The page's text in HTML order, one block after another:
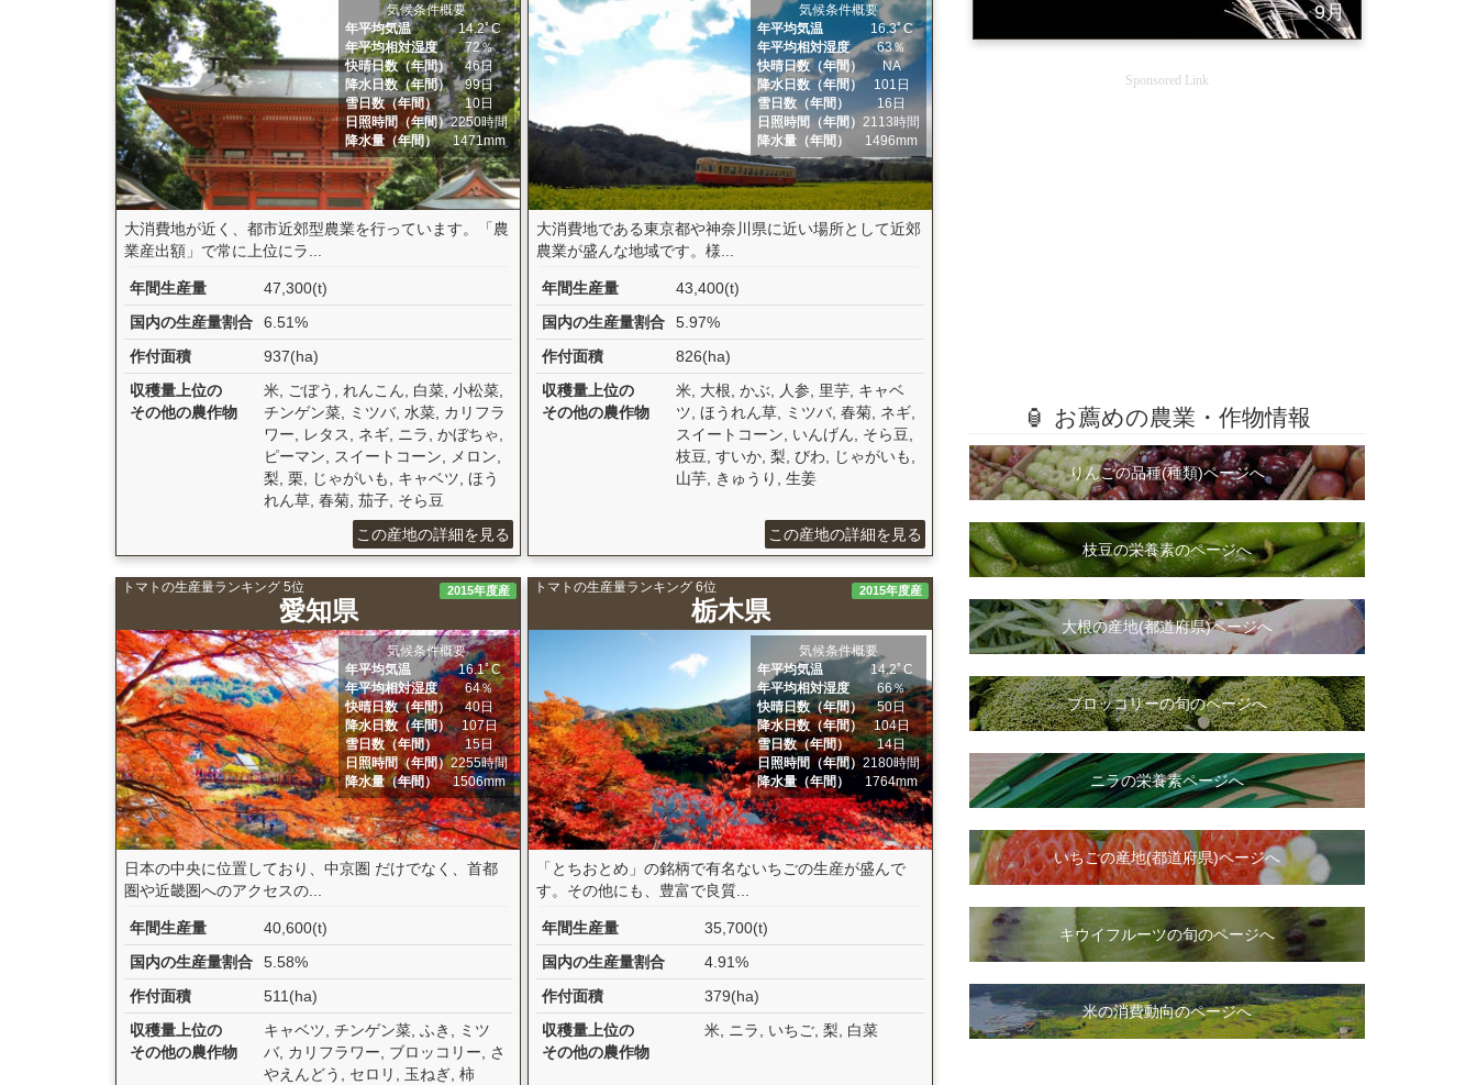
気候条件概要
年平均気温
14.2ﾟC
年平均相対湿度
72％
快晴日数（年間）
46日
降水日数（年間）
99日
雪日数（年間）
10日
日照時間（年間）2250時間
降水量（年間）
1471mm
大消費地が近く、都市近郊型農業を行っています。「農
業産出額」で常に上位にラ...
年間生産量
47,300(t)
国内の生産量割合
6.51%
作付面積
937(ha)
収穫量上位の
その他の農作物
米, ごぼう, れんこん, 白菜, 小松菜,
チンゲン菜, ミツバ, 水菜, カリフラ
ワー, レタス, ネギ, ニラ, かぼちゃ,
ピーマン, スイートコーン, メロン,
梨, 栗, じゃがいも, キャベツ, ほう
れん草, 春菊, 茄子, そら豆
この産地の詳細を見る
気候条件概要
年平均気温
16.3ﾟC
年平均相対湿度
63％
快晴日数（年間）
NA
降水日数（年間）
101日
雪日数（年間）
16日
日照時間（年間）2113時間
降水量（年間）
1496mm
大消費地である東京都や神奈川県に近い場所として近郊
農業が盛んな地域です。様...
年間生産量
43,400(t)
国内の生産量割合
5.97%
作付面積
826(ha)
収穫量上位の
その他の農作物
米, 大根, かぶ, 人参, 里芋, キャベ
ツ, ほうれん草, ミツバ, 春菊, ネギ,
スイートコーン, いんげん, そら豆,
枝豆, すいか, 梨, びわ, じゃがいも,
山芋, きゅうり, 生姜
この産地の詳細を見る
トマトの生産量ランキング 5位
愛知県
2015年度産
気候条件概要
年平均気温
16.1ﾟC
年平均相対湿度
64％
快晴日数（年間）
40日
降水日数（年間）
107日
雪日数（年間）
15日
日照時間（年間）2255時間
降水量（年間）
1506mm
日本の中央に位置しており、中京圏 だけでなく、首都
圏や近畿圏へのアクセスの...
年間生産量
40,600(t)
国内の生産量割合
5.58%
作付面積
511(ha)
収穫量上位の
その他の農作物
キャベツ, チンゲン菜, ふき, ミツ
バ, カリフラワー, ブロッコリー, さ
やえんどう, セロリ, 玉ねぎ, 柿
トマトの生産量ランキング 6位
栃木県
2015年度産
気候条件概要
年平均気温
14.2ﾟC
年平均相対湿度
66％
快晴日数（年間）
50日
降水日数（年間）
104日
雪日数（年間）
14日
日照時間（年間）2180時間
降水量（年間）
1764mm
「とちおとめ」の銘柄で有名ないちごの生産が盛んで
す。その他にも、豊富で良質...
年間生産量
35,700(t)
国内の生産量割合
4.91%
作付面積
379(ha)
収穫量上位の
その他の農作物
米, ニラ, いちご, 梨, 白菜
9月
Sponsored Link
🏮 お薦めの農業・作物情報
りんごの品種(種類)ページへ
枝豆の栄養素のページへ
大根の産地(都道府県)ページへ
ブロッコリーの旬のページへ
ニラの栄養素ページへ
いちごの産地(都道府県)ページへ
キウイフルーツの旬のページへ
米の消費動向のページへ